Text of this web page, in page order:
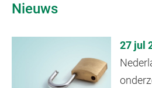
Nieuws
27 jul